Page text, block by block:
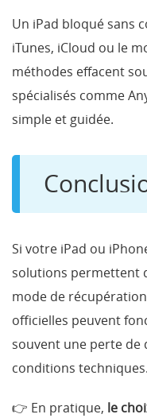
Un iPad bloqué sans
iTunes, iCloud ou le
méthodes effacent
spécialisés comme
simple et guidée.
Si votre iPad ou
solutions permettent
mode de
officielles peuvent
souvent une perte de
conditions techniques.
👉 En pratique, le